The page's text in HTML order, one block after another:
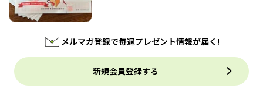
メルマガ登録で毎週プレゼント情報が届く!
新規会員登録する